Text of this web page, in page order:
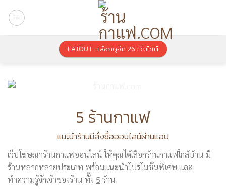
EATOUT : เลือกดูอีก 26 เว็บไซต์
5 ร้านกาแฟ
แนะนำร้านมีสั่งซื้อออนไลน์ผ่านแอป
เว็บโฆษณาร้านกาแฟออนไลน์ ให้คุณได้เลือกร้านกาแฟใกล้บ้าน มี
ร้านหลากหลายประเภท พร้อมแนะนำโปรโมชั่นพิเศษ และ
ทำความรู้จักเจ้าของร้าน ทั้ง 5 ร้าน